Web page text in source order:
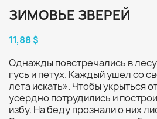
ЗИМОВЬЕ ЗВЕРЕЙ
11,88 $
Однажды повстречались в
гусь и петух. Каждый ушел со
лета искать». Чтобы укрыться
усердно потрудились и
избу. На беду прознали о них